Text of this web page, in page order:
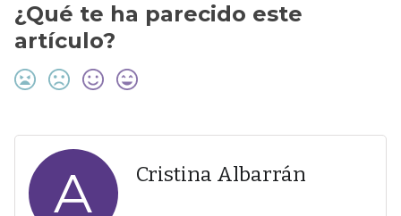
¿Qué te ha parecido este
artículo?
A Cristina Albarrán